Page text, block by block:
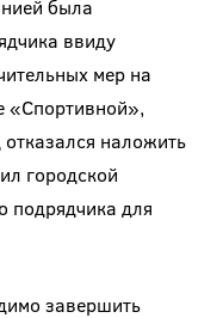
была
ввиду
мер на
«Спортивной»,
наложить
городской
подрядчика для
завершить